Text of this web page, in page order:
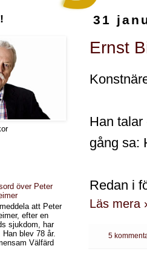
31
Ernst
Han talar
gång sa:
Redan i
Läs mera
5
över Peter
att Peter
efter en
sjukdom, har
Han blev 78 år.
Välfärd